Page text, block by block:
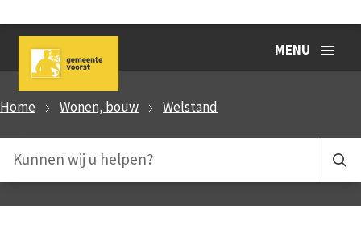
MENU
Home Wonen, bouw Welstand